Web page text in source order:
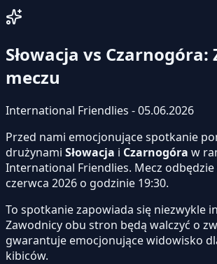
Słowacja vs Czarnogóra:
meczu
International Friendlies - 05.06.2026
Przed nami emocjonujące spotkanie
drużynami Słowacja i Czarnogóra w
International Friendlies. Mecz odbędzie
czerwca 2026 o godzinie 19:30.
To spotkanie zapowiada się niezwykle
Zawodnicy obu stron będą walczyć o
gwarantuje emocjonujące widowisko
kibiców.